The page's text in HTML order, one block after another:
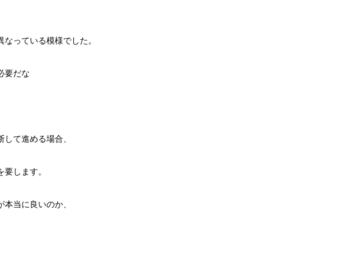
っている模様でした。
要だな
て進める場合、
します。
当に良いのか、